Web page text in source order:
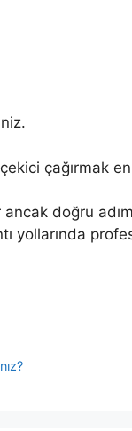
çağırmak
doğru
yollarında